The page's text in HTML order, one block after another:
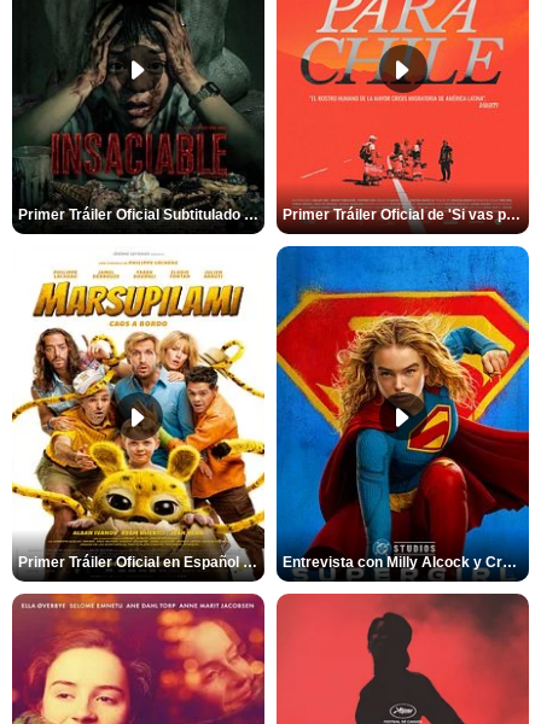
Primer Tráiler Oficial Subtitulado de 'Insaciable' Primer Tráiler Oficial de 'Si vas para Chile'
Primer Tráiler Oficial en Español de 'Marsupilami: Caos a Bordo' Entrevista con Milly Alcock y Craig Gillespie por 'Supergirl'